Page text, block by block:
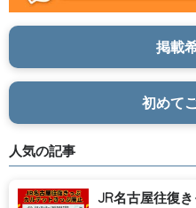
掲載
初めて
人気の記事
JR名古屋往復